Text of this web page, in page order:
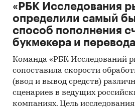
«РБК Исследования
определили самый
способ пополнения
букмекера и
Команда «РБК Исследований
сопоставила скорости
(ввод и вывод средств)
сценариев в ведущих
компаниях. Цель